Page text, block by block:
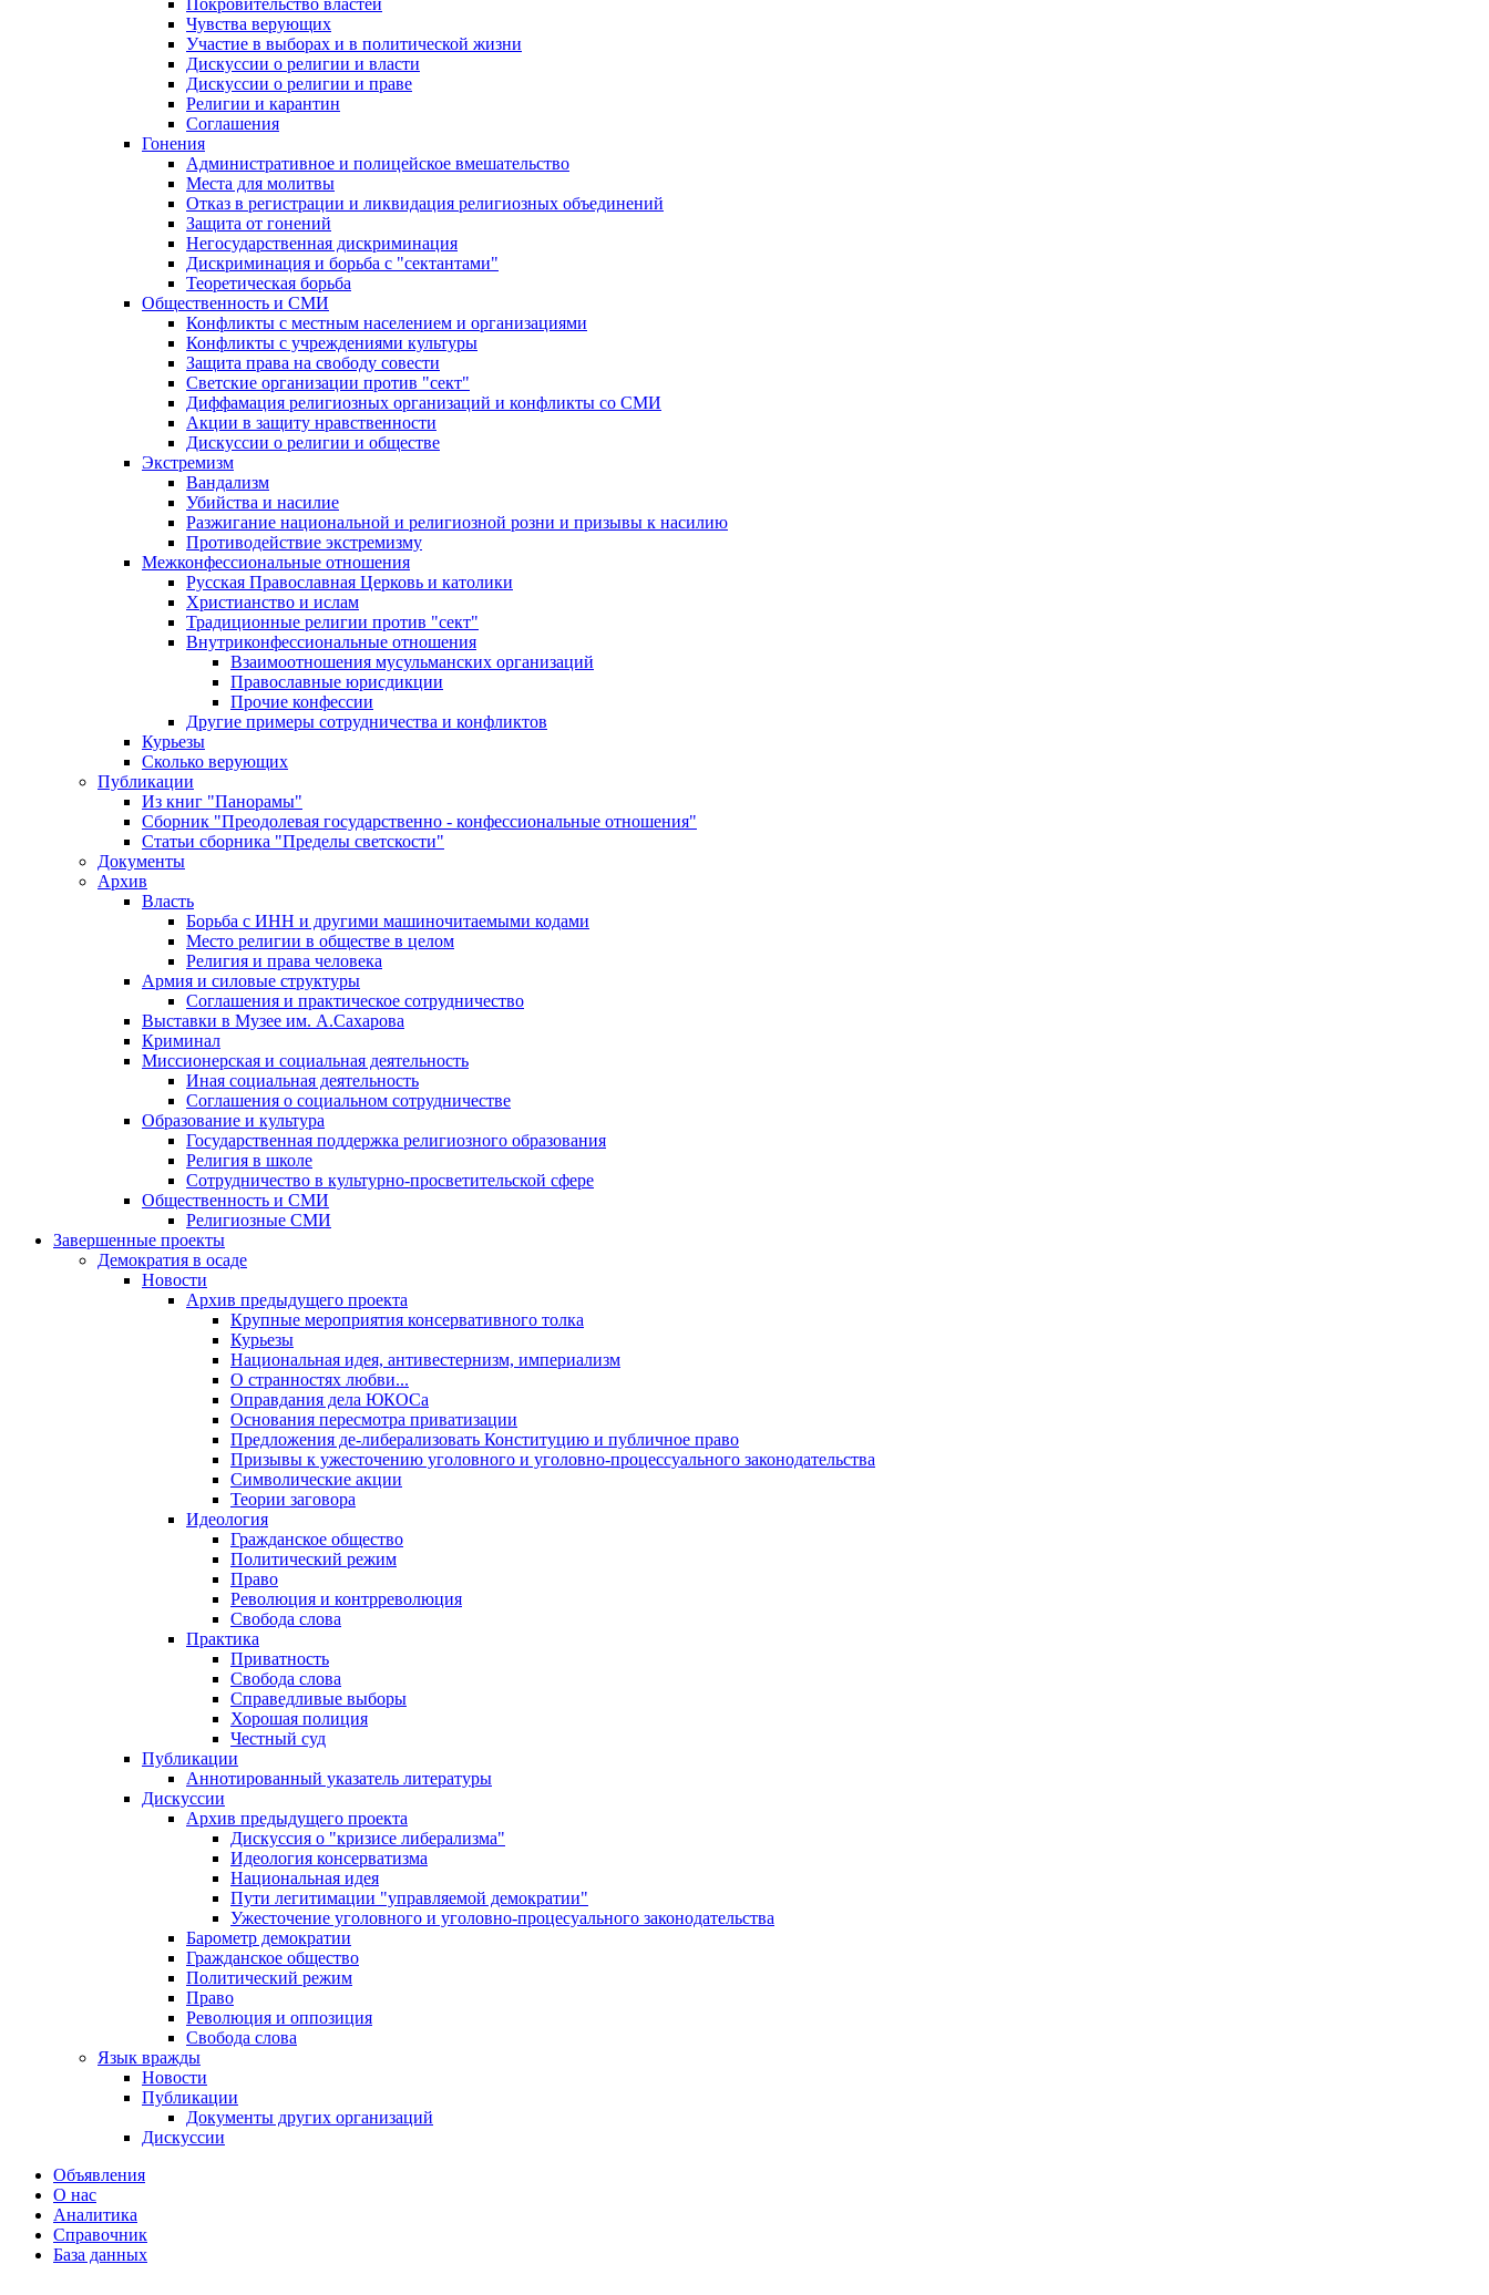
Покровительство властей
Чувства верующих
Участие в выборах и в политической жизни
Дискуссии о религии и власти
Дискуссии о религии и праве
Религии и карантин
Соглашения
Гонения
Административное и полицейское вмешательство
Места для молитвы
Отказ в регистрации и ликвидация религиозных объединений
Защита от гонений
Негосударственная дискриминация
Дискриминация и борьба с "сектантами"
Теоретическая борьба
Общественность и СМИ
Конфликты с местным населением и организациями
Конфликты с учреждениями культуры
Защита права на свободу совести
Светские организации против "сект"
Диффамация религиозных организаций и конфликты со СМИ
Акции в защиту нравственности
Дискуссии о религии и обществе
Экстремизм
Вандализм
Убийства и насилие
Разжигание национальной и религиозной розни и призывы к насилию
Противодействие экстремизму
Межконфессиональные отношения
Русская Православная Церковь и католики
Христианство и ислам
Традиционные религии против "сект"
Внутриконфессиональные отношения
Взаимоотношения мусульманских организаций
Православные юрисдикции
Прочие конфессии
Другие примеры сотрудничества и конфликтов
Курьезы
Сколько верующих
Публикации
Из книг "Панорамы"
Сборник "Преодолевая государственно - конфессиональные отношения"
Статьи сборника "Пределы светскости"
Документы
Архив
Власть
Борьба с ИНН и другими машиночитаемыми кодами
Место религии в обществе в целом
Религия и права человека
Армия и силовые структуры
Соглашения и практическое сотрудничество
Выставки в Музее им. А.Сахарова
Криминал
Миссионерская и социальная деятельность
Иная социальная деятельность
Соглашения о социальном сотрудничестве
Образование и культура
Государственная поддержка религиозного образования
Религия в школе
Сотрудничество в культурно-просветительской сфере
Общественность и СМИ
Религиозные СМИ
Завершенные проекты
Демократия в осаде
Новости
Архив предыдущего проекта
Крупные мероприятия консервативного толка
Курьезы
Национальная идея, антивестернизм, империализм
О странностях любви...
Оправдания дела ЮКОСа
Основания пересмотра приватизации
Предложения де-либерализовать Конституцию и публичное право
Призывы к ужесточению уголовного и уголовно-процессуального законодательства
Символические акции
Теории заговора
Идеология
Гражданское общество
Политический режим
Право
Революция и контрреволюция
Свобода слова
Практика
Приватность
Свобода слова
Справедливые выборы
Хорошая полиция
Честный суд
Публикации
Аннотированный указатель литературы
Дискуссии
Архив предыдущего проекта
Дискуссия о "кризисе либерализма"
Идеология консерватизма
Национальная идея
Пути легитимации "управляемой демократии"
Ужесточение уголовного и уголовно-процесуального законодательства
Барометр демократии
Гражданское общество
Политический режим
Право
Революция и оппозиция
Свобода слова
Язык вражды
Новости
Публикации
Документы других организаций
Дискуссии
Объявления
О нас
Аналитика
Справочник
База данных